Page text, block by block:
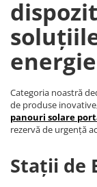
Categoria noastră
de produse
panouri solare
rezervă de urgență
Stații de